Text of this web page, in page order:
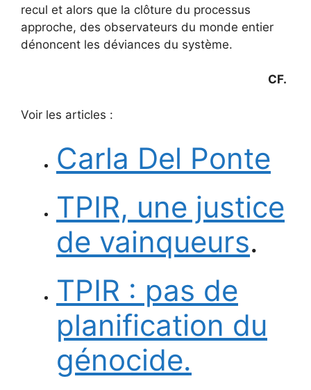
recul et alors que la clôture du processus
approche, des observateurs du monde entier
dénoncent les déviances du système.
CF.
Voir les articles :
Carla Del Ponte
TPIR, une justice
de vainqueurs.
TPIR : pas de
planification du
génocide.